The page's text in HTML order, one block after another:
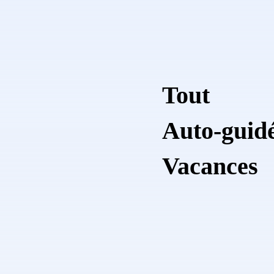
Tout
Auto-
Vacances